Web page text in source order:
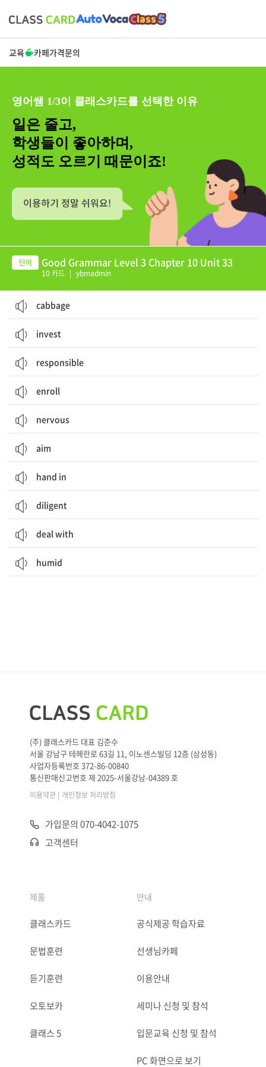
교육 카페가격문의
영어쌤 1/3이 클래스카드를 선택한 이유
일은 줄고,
학생들이 좋아하며,
성적도 오르기 때문이죠!
Good Grammar Level 3 Chapter 10 Unit 33
10 카드 | ybmadmin
cabbage
invest
responsible
enroll
nervous
aim
hand in
diligent
deal with
humid
(주) 클래스카드 대표 김준수
서울 강남구 테헤란로 63길 11, 이노센스빌딩 12층 (삼성동)
사업자등록번호 372-86-00840
통신판매신고번호 제 2025-서울강남-04389 호
이용약관 | 개인정보 처리방침
가입문의 070-4042-1075
고객센터
제품
클래스카드
문법훈련
듣기훈련
오토보카
클래스 5
안내
공식제공 학습자료
선생님카페
이용안내
세미나 신청 및 참석
입문교육 신청 및 참석
PC 화면으로 보기